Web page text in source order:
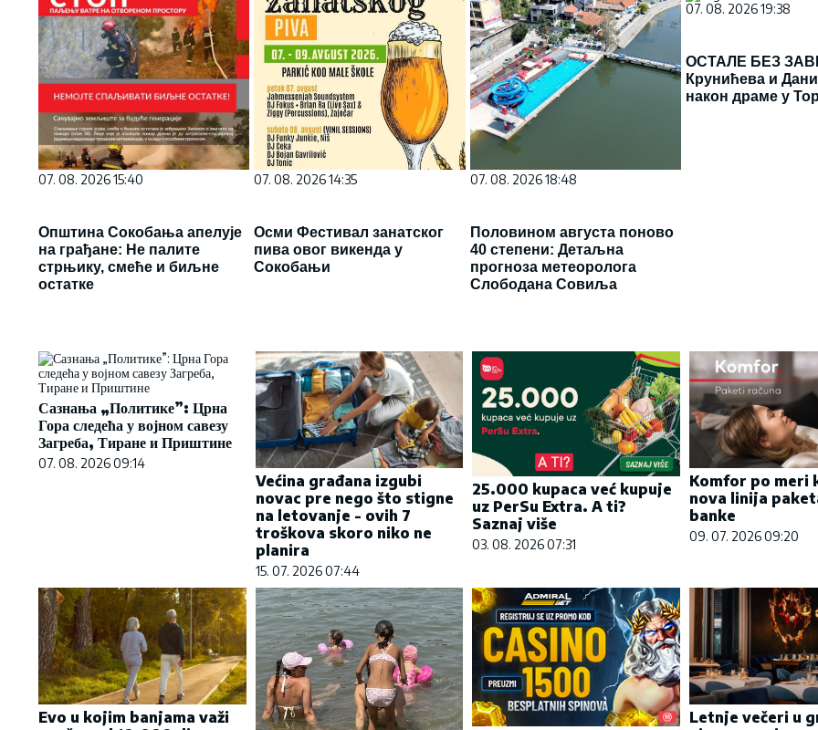
07. 08. 2026 15:40
Општина Сокобања апелује
на грађане: Не палите
стрњику, смеће и биљне
остатке
07. 08. 2026 14:35
Осми Фестивал занатског
пива овог викенда у
Сокобањи
07. 08. 2026 18:48
Половином августа поново
40 степени: Детаљна
прогноза метеоролога
Слободана Совиља
07. 08. 2026 19:38
ОСТАЛЕ БЕЗ
Крунићева и
након драме у
Сазнања „Политике”: Црна
Гора следећа у војном савезу
Загреба, Тиране и Приштине
07. 08. 2026 09:14
Većina građana izgubi
novac pre nego što stigne
na letovanje - ovih 7
troškova skoro niko ne
planira
15. 07. 2026 07:44
25.000 kupaca već kupuje
uz PerSu Extra. A ti?
Saznaj više
03. 08. 2026 07:31
Komfor po meri
nova linija
banke
09. 07. 2026 09:20
Evo u kojim banjama važi
Letnje večeri u